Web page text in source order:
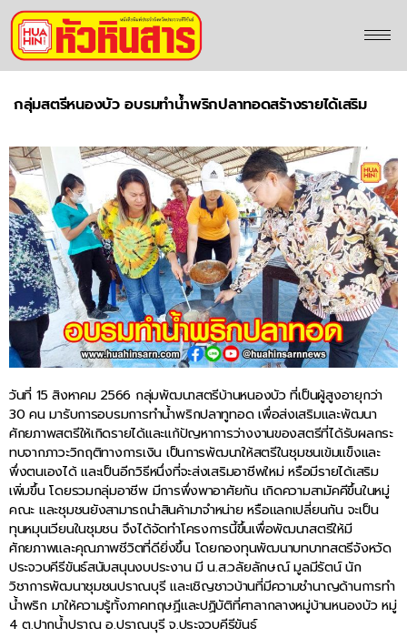
กลุ่มสตรีหนองบัว อบรมทำน้ำพริกปลาทอดสร้างรายได้เสริม
วันที่ 15 สิงหาคม 2566 กลุ่มพัฒนาสตรีบ้านหนองบัว ที่เป็นผู้สูงอายุกว่า
30 คน มารับการอบรมการทำน้ำพริกปลาทูทอด เพื่อส่งเสริมและพัฒนา
ศักยภาพสตรีให้เกิดรายได้และแก้ปัญหาการว่างงานของสตรีที่ได้รับผลกระ
ทบจากภาวะวิกฤติทางการเงิน เป็นการพัฒนาให้สตรีในชุมชนเข้มแข็งและ
พึ่งตนเองได้ และเป็นอีกวิธีหนึ่งที่จะส่งเสริมอาชีพใหม่ หรือมีรายได้เสริม
เพิ่มขึ้น โดยรวมกลุ่มอาชีพ มีการพึ่งพาอาศัยกัน เกิดความสามัคคีขึ้นในหมู่
คณะ และชุมชนยังสามารถนำสินค้ามาจำหน่าย หรือแลกเปลี่ยนกัน จะเป็น
ทุนหมุนเวียนในชุมชน จึงได้จัดทำโครงการนี้ขึ้นเพื่อพัฒนาสตรีให้มี
ศักยภาพและคุณภาพชีวิตที่ดียิ่งขึ้น โดยกองทุนพัฒนาบทบาทสตรีจังหวัด
ประจวบคีรีขันธ์สนับสนุนงบประงาน มี น.ส.วลัยลักษณ์ มูลมีรัตน์ นัก
วิชาการพัฒนาชุมชนปราณบุรี และเชิญชาวบ้านที่มีความชำนาญด้านการทำ
น้ำพริก มาให้ความรู้ทั้งภาคทฤษฏีและปฏิบัติที่ศาลากลางหมู่บ้านหนองบัว หมู่
4 ต.ปากน้ำปราณ อ.ปราณบุรี จ.ประจวบคีรีขันธ์